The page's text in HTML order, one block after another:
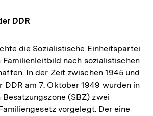
DDR
die Sozialistische Einheitspartei
Familienleitbild nach sozialistischen
In der Zeit zwischen 1945 und
DDR am 7. Oktober 1949 wurden in
(SBZ) zwei
vorgelegt. Der eine